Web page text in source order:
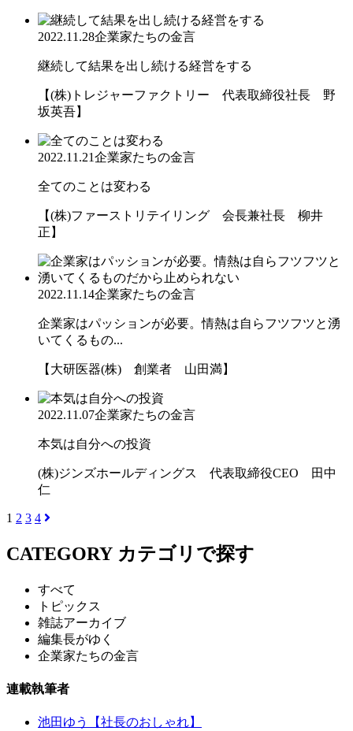
2022.11.28企業家たちの金言
継続して結果を出し続ける経営をする
【(株)トレジャーファクトリー 代表取締役社長 野
坂英吾】
2022.11.21企業家たちの金言
全てのことは変わる
【(株)ファーストリテイリング 会長兼社長 柳井
正】
2022.11.14企業家たちの金言
企業家はパッションが必要。情熱は自らフツフツと湧
いてくるもの...
【大研医器(株) 創業者 山田満】
2022.11.07企業家たちの金言
本気は自分への投資
(株)ジンズホールディングス 代表取締役CEO 田中
仁
1 2 3 4
CATEGORY カテゴリで探す
すべて
トピックス
雑誌アーカイブ
編集長がゆく
企業家たちの金言
連載執筆者
池田ゆう【社長のおしゃれ】